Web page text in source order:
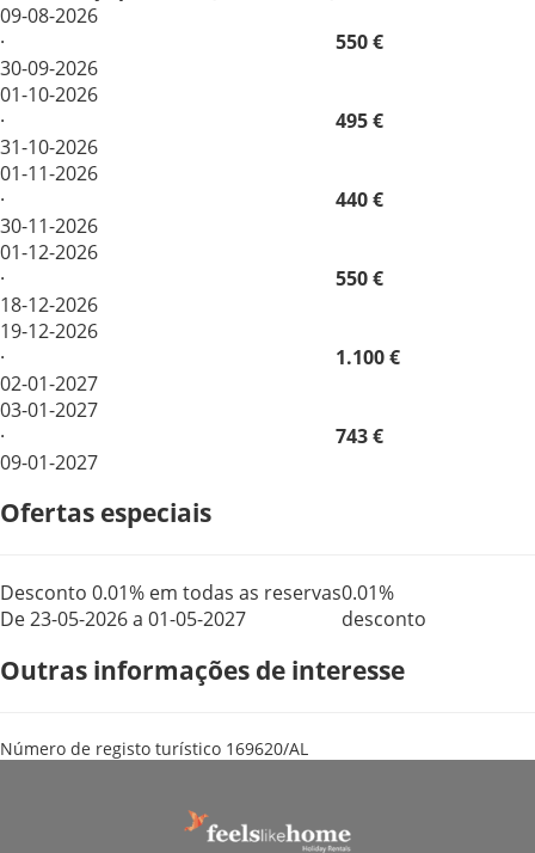
09-08-2026
·
30-09-2026
550 €
01-10-2026
·
31-10-2026
495 €
01-11-2026
·
30-11-2026
440 €
01-12-2026
·
18-12-2026
550 €
19-12-2026
·
02-01-2027
1.100 €
03-01-2027
·
09-01-2027
743 €
Ofertas especiais
Desconto 0.01% em todas as reservas
De 23-05-2026 a 01-05-2027
0.01%
desconto
Outras informações de interesse
Número de registo turístico 169620/AL